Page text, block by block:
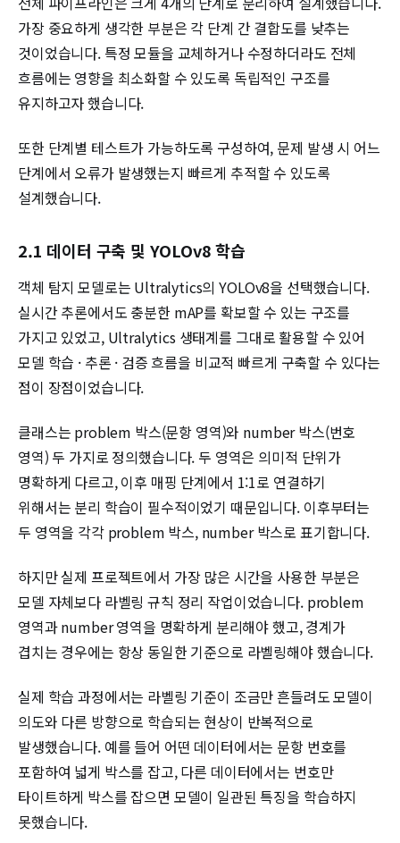
가장 중요하게 생각한 부분은 각 단계 간 결합도를 낮추는
것이었습니다. 특정 모듈을 교체하거나 수정하더라도 전체
흐름에는 영향을 최소화할 수 있도록 독립적인 구조를
유지하고자 했습니다.
또한 단계별 테스트가 가능하도록 구성하여, 문제 발생 시 어느
단계에서 오류가 발생했는지 빠르게 추적할 수 있도록
설계했습니다.
2.1 데이터 구축 및 YOLOv8 학습
객체 탐지 모델로는 Ultralytics의 YOLOv8을 선택했습니다.
실시간 추론에서도 충분한 mAP를 확보할 수 있는 구조를
가지고 있었고, Ultralytics 생태계를 그대로 활용할 수 있어
모델 학습 · 추론 · 검증 흐름을 비교적 빠르게 구축할 수 있다는
점이 장점이었습니다.
클래스는 problem 박스(문항 영역)와 number 박스(번호
영역) 두 가지로 정의했습니다. 두 영역은 의미적 단위가
명확하게 다르고, 이후 매핑 단계에서 1:1로 연결하기
위해서는 분리 학습이 필수적이었기 때문입니다. 이후부터는
두 영역을 각각 problem 박스, number 박스로 표기합니다.
하지만 실제 프로젝트에서 가장 많은 시간을 사용한 부분은
모델 자체보다 라벨링 규칙 정리 작업이었습니다. problem
영역과 number 영역을 명확하게 분리해야 했고, 경계가
겹치는 경우에는 항상 동일한 기준으로 라벨링해야 했습니다.
실제 학습 과정에서는 라벨링 기준이 조금만 흔들려도 모델이
의도와 다른 방향으로 학습되는 현상이 반복적으로
발생했습니다. 예를 들어 어떤 데이터에서는 문항 번호를
포함하여 넓게 박스를 잡고, 다른 데이터에서는 번호만
타이트하게 박스를 잡으면 모델이 일관된 특징을 학습하지
못했습니다.